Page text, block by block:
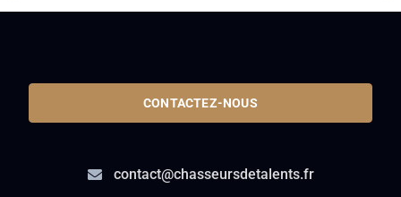
CONTACTEZ-NOUS
contact@chasseursdetalents.fr